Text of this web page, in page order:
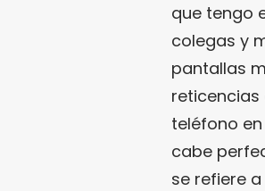
que tengo
colegas y
pantallas
reticencias
teléfono
cabe
se refiere